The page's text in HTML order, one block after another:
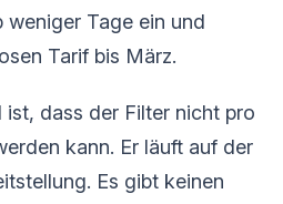
Tage ein und
Tarif bis März.
ist, dass der Filter nicht pro
kann. Er läuft auf der
Es gibt keinen